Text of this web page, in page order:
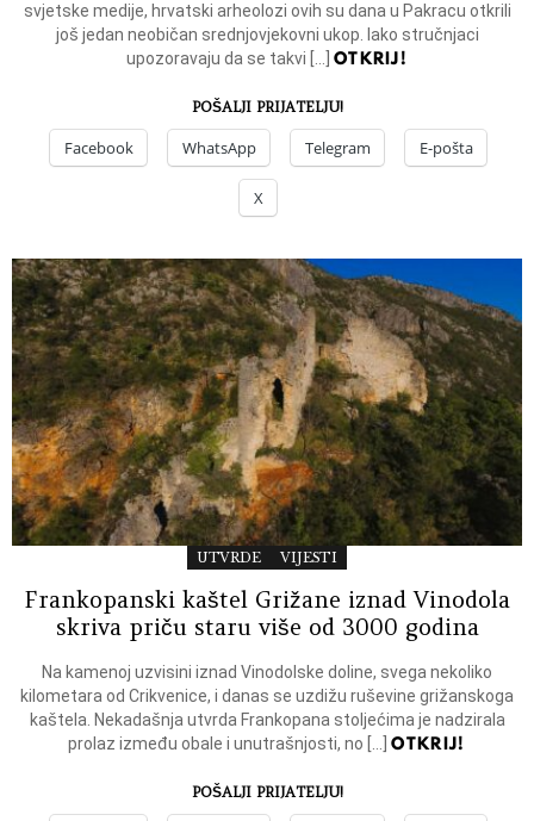
svjetske medije, hrvatski arheolozi ovih su dana u Pakracu otkrili
još jedan neobičan srednjovjekovni ukop. Iako stručnjaci
upozoravaju da se takvi […] OTKRIJ!
POŠALJI PRIJATELJU!
Facebook WhatsApp Telegram E-pošta
X
UTVRDE VIJESTI
Frankopanski kaštel Grižane iznad Vinodola
skriva priču staru više od 3000 godina
Na kamenoj uzvisini iznad Vinodolske doline, svega nekoliko
kilometara od Crikvenice, i danas se uzdižu ruševine grižanskoga
kaštela. Nekadašnja utvrda Frankopana stoljećima je nadzirala
prolaz između obale i unutrašnjosti, no […]OTKRIJ!
POŠALJI PRIJATELJU!